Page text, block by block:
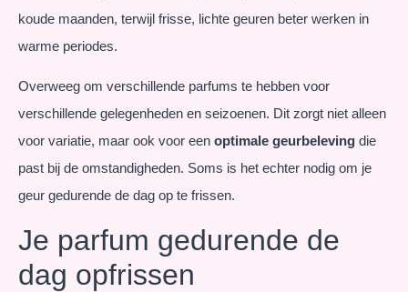
koude maanden, terwijl frisse, lichte geuren beter werken in
warme periodes.
Overweeg om verschillende parfums te hebben voor
verschillende gelegenheden en seizoenen. Dit zorgt niet alleen
voor variatie, maar ook voor een optimale geurbeleving die
past bij de omstandigheden. Soms is het echter nodig om je
geur gedurende de dag op te frissen.
Je parfum gedurende de
dag opfrissen